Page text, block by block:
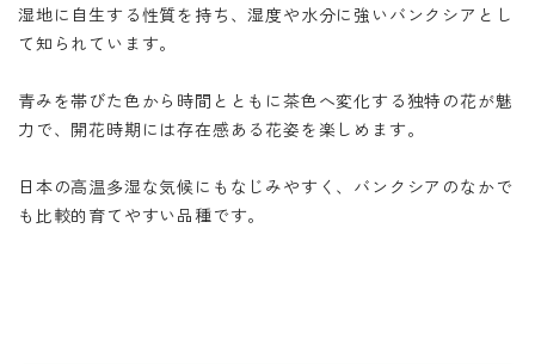
湿地に自生する性質を持ち、湿度や水分に強いバンクシアとし
て知られています。
青みを帯びた色から時間とともに茶色へ変化する独特の花が魅
力で、開花時期には存在感ある花姿を楽しめます。
日本の高温多湿な気候にもなじみやすく、バンクシアのなかで
も比較的育てやすい品種です。